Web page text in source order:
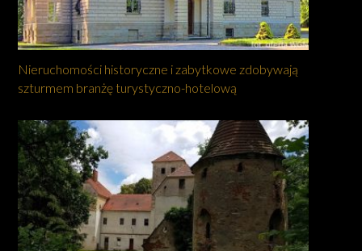
Nieruchomości historyczne i zabytkowe zdobywają
szturmem branżę turystyczno-hotelową